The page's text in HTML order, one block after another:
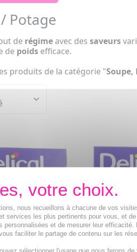
Potage
de régime avec des saveurs
de poids efficace.
produits de la catégorie "Soupe,
nous recueillons à chacune de vos
services les plus pertinents pour vous, et
personnalisées et de mesurer leur
faciliter le partage de contenu sur les
sélectionner l'usage que nous ferons